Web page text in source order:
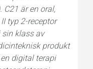
C21 är en oral,
typ 2-receptor
sin klass av
produkt
digital terapi